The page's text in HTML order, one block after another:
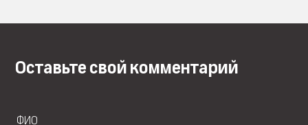
Оставьте свой комментарий